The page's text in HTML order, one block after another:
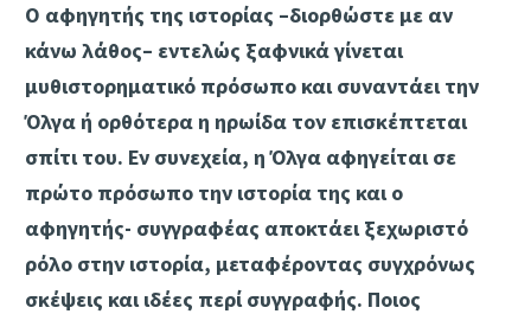
Ο αφηγητής της ιστορίας –διορθώστε με αν
κάνω λάθος– εντελώς ξαφνικά γίνεται
μυθιστορηματικό πρόσωπο και συναντάει την
Όλγα ή ορθότερα η ηρωίδα τον επισκέπτεται
σπίτι του. Εν συνεχεία, η Όλγα αφηγείται σε
πρώτο πρόσωπο την ιστορία της και ο
αφηγητής- συγγραφέας αποκτάει ξεχωριστό
ρόλο στην ιστορία, μεταφέροντας συγχρόνως
σκέψεις και ιδέες περί συγγραφής. Ποιος